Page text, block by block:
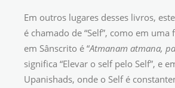
Em outros lugares desses livros,
é chamado de “Self”, como em uma
em Sânscrito é “Atmanam atmana,
significa “Elevar o self pelo Self”, e
Upanishads, onde o Self é